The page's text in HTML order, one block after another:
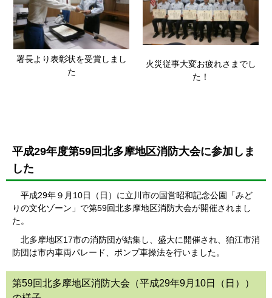
署長より表彰状を受賞しまし
た
火災従事大変お疲れさまでし
た！
平成29年度第59回北多摩地区消防大会に参加しま
した
平成29年９月10日（日）に立川市の国営昭和記念公園「みど
りの文化ゾーン」で第59回北多摩地区消防大会が開催されまし
た。
北多摩地区17市の消防団が結集し、盛大に開催され、狛江市消
防団は市内車両パレード、ポンプ車操法を行いました。
第59回北多摩地区消防大会（平成29年9月10日（日））